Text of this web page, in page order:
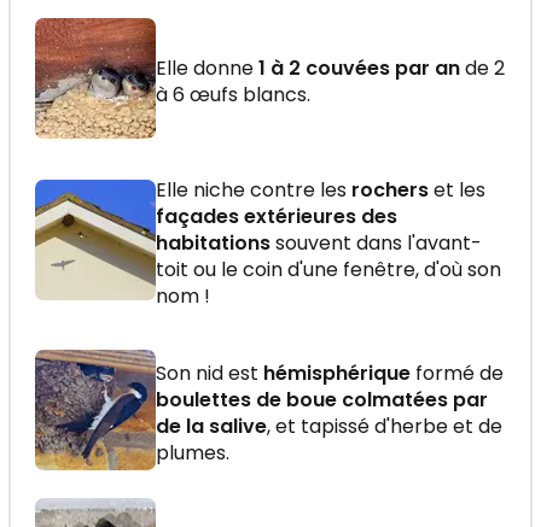
Elle donne1 à 2 couvées par ande 2
à 6 œufs blancs.
Elle niche contre les rocherset les
façades extérieures des
habitationssouvent dans l'avant-
toit ou le coin d'une fenêtre, d'où son
nom !
Son nid est hémisphérique formé de
boulettes de boue colmatées par
de la salive, et tapissé d'herbe et de
plumes.